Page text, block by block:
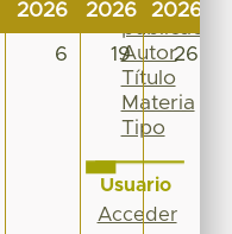
2026
2026
2026
6 19 26
publicación
Autor
Título
Materia
Tipo
Usuario
Acceder